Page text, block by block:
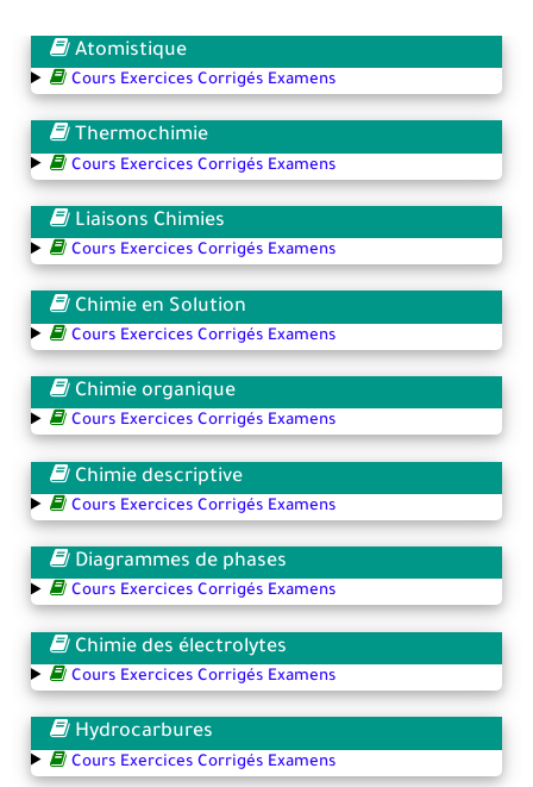
Atomistique
Cours Exercices Corrigés Examens
Thermochimie
Cours Exercices Corrigés Examens
Liaisons Chimies
Cours Exercices Corrigés Examens
Chimie en Solution
Cours Exercices Corrigés Examens
Chimie organique
Cours Exercices Corrigés Examens
Chimie descriptive
Cours Exercices Corrigés Examens
Diagrammes de phases
Cours Exercices Corrigés Examens
Chimie des électrolytes
Cours Exercices Corrigés Examens
Hydrocarbures
Cours Exercices Corrigés Examens